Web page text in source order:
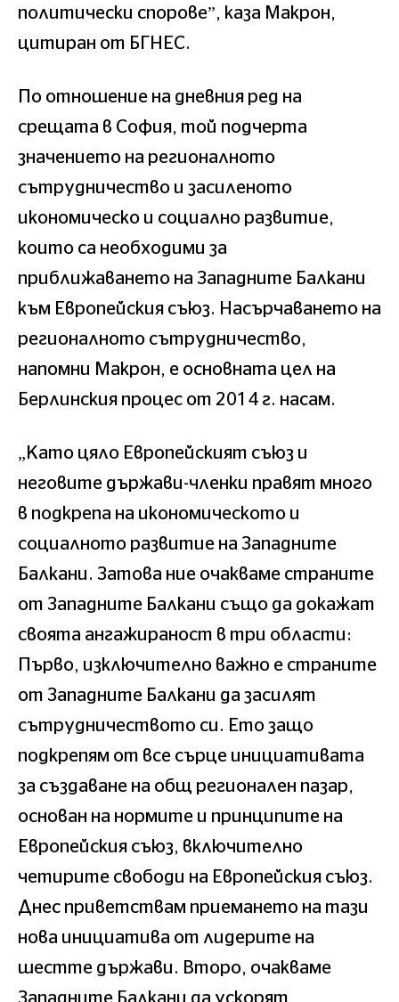
политически спорове”, каза Макрон,
цитиран от БГНЕС.
По отношение на дневния ред на
срещата в София, той подчерта
значението на регионалното
сътрудничество и засиленото
икономическо и социално развитие,
които са необходими за
приближаването на Западните Балкани
към Европейския съюз. Насърчаването на
регионалното сътрудничество,
напомни Макрон, е основната цел на
Берлинския процес от 2014 г. насам.
„Като цяло Европейският съюз и
неговите държави-членки правят много
в подкрепа на икономическото и
социалното развитие на Западните
Балкани. Затова ние очакваме страните
от Западните Балкани също да докажат
своята ангажираност в три области:
Първо, изключително важно е страните
от Западните Балкани да засилят
сътрудничеството си. Ето защо
подкрепям от все сърце инициативата
за създаване на общ регионален пазар,
основан на нормите и принципите на
Европейския съюз, включително
четирите свободи на Европейския съюз.
Днес приветствам приемането на тази
нова инициатива от лидерите на
шестте държави. Второ, очакваме
Западните Балкани да ускорят